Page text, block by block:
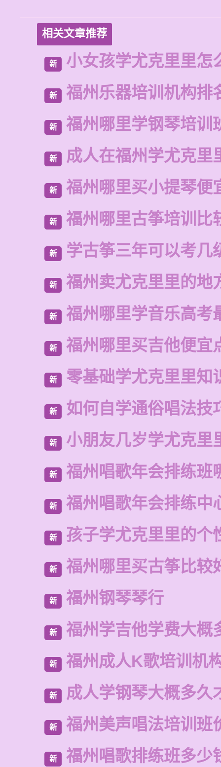
相关文章推荐
新 小女孩学尤克里里怎
新 福州乐器培训机构排
新 福州哪里学钢琴培训
新 成人在福州学尤克里
新 福州哪里买小提琴便
新 福州哪里古筝培训比
新 学古筝三年可以考几
新 福州卖尤克里里的地
新 福州哪里学音乐高考
新 福州哪里买吉他便宜
新 零基础学尤克里里知
新 如何自学通俗唱法技
新 小朋友几岁学尤克里
新 福州唱歌年会排练班
新 福州唱歌年会排练中
新 孩子学尤克里里的个
新 福州哪里买古筝比较
新 福州钢琴琴行
新 福州学吉他学费大概
新 福州成人K歌培训机
新 成人学钢琴大概多久
新 福州美声唱法培训班
新 福州唱歌排练班多少